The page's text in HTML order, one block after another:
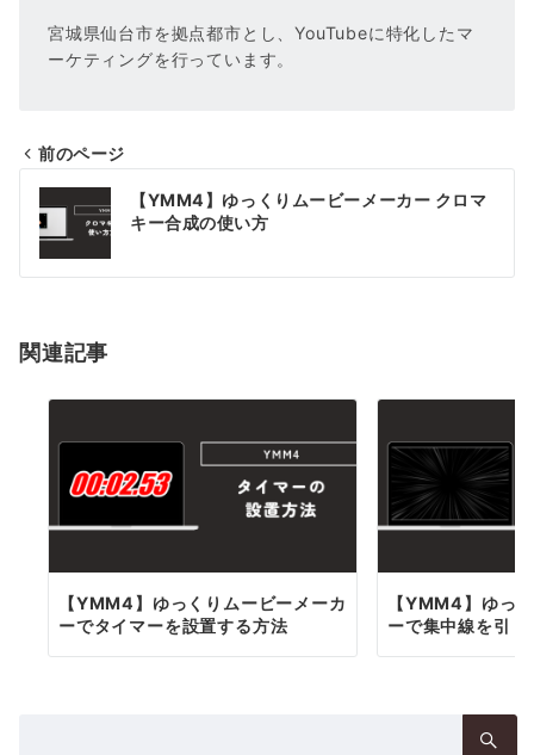
宮城県仙台市を拠点都市とし、YouTubeに特化したマ
ーケティングを行っています。
投
稿
ナ
ゲ
前のページ
【YMM4】ゆっくりムービーメーカー クロマ
キー合成の使い方
関連記事
【YMM4】ゆっくりムービーメーカ
ーでタイマーを設置する方法
【YMM4】ゆっ
ーで集中線を引く